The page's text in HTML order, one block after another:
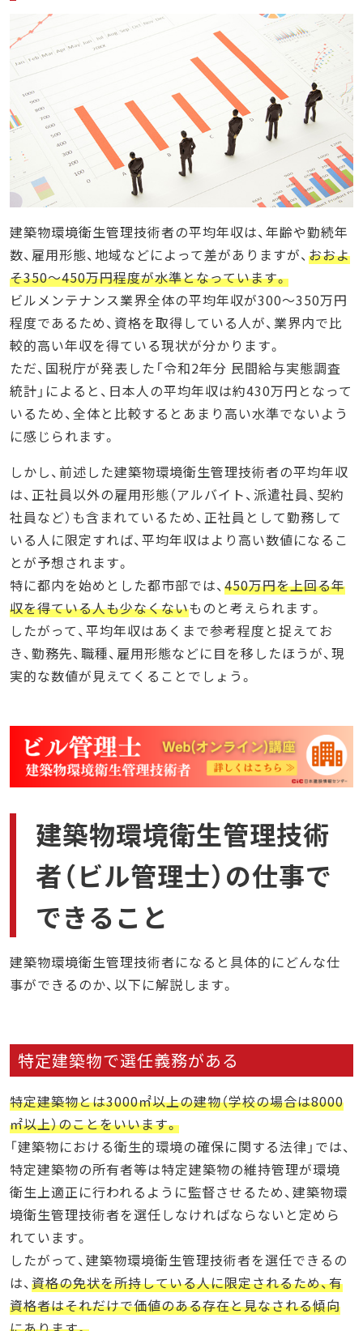
資格を活かして転職や昇進を狙う
資格手当や選任手当を狙う
関連資格や上位資格を取得する
まとめ
建築物環境衛生管理技術者の平均年収は、年齢や勤続年
数、雇用形態、地域などによって差がありますが、 おおよ
そ350～450万円程度が水準となっています。
ビルメンテナンス業界全体の平均年収が300～350万円
程度であるため、資格を取得している人が、業界内で比
較的高い年収を得ている現状が分かります。
ただ、国税庁が発表した「令和2年分 民間給与実態調査
統計」によると、日本人の平均年収は約430万円となって
いるため、全体と比較するとあまり高い水準でないよう
に感じられます。
しかし、前述した建築物環境衛生管理技術者の平均年収
は、正社員以外の雇用形態（アルバイト、派遣社員、契約
社員など）も含まれているため、正社員として勤務して
いる人に限定すれば、平均年収はより高い数値になるこ
とが予想されます。
特に都内を始めとした都市部では、 450万円を上回る年
収を得ている人も少なくないものと考えられます。
したがって、平均年収はあくまで参考程度と捉えてお
き、勤務先、職種、雇用形態などに目を移したほうが、現
実的な数値が見えてくることでしょう。
建築物環境衛生管理技術
者（ビル管理士）の仕事で
できること
建築物環境衛生管理技術者になると具体的にどんな仕
事ができるのか、以下に解説します。
特定建築物で選任義務がある
特定建築物とは3000㎡以上の建物（学校の場合は8000
㎡以上）のことをいいます。
「建築物における衛生的環境の確保に関する法律」では、
特定建築物の所有者等は特定建築物の維持管理が環境
衛生上適正に行われるように監督させるため、建築物環
境衛生管理技術者を選任しなければならないと定めら
れています。
したがって、建築物環境衛生管理技術者を選任できるの
は、資格の免状を所持している人に限定されるため、有
資格者はそれだけで価値のある存在と見なされる傾向